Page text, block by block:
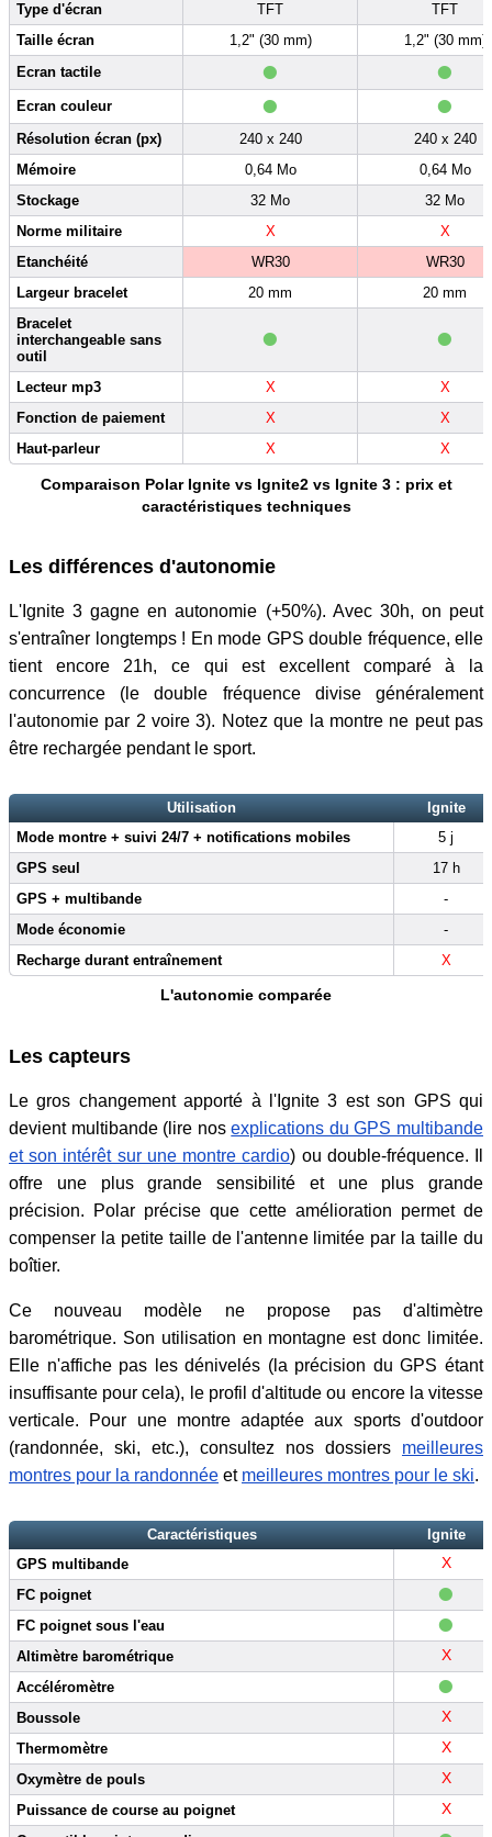
Type d'écran
TFT
TFT
Taille écran
1,2" (30 mm)
1,2" (30 mm)
Ecran tactile
• •
Ecran couleur • •
Résolution écran (px) 240 x 240
240 x 240
Mémoire
0,64 Mo
0,64 Mo
Stockage
32 Mo
32 Mo
Norme militaire
X
X
Etanchéité
WR30
WR30
Largeur bracelet
20 mm
20 mm
Bracelet
interchangeable sans
outil
• •
Lecteur mp3 X
X
Fonction de paiement
X
X
Haut-parleur
X X
Comparaison Polar Ignite vs Ignite2 vs Ignite 3 : prix et
caractéristiques techniques
Les différences d'autonomie
L'Ignite 3 gagne en autonomie (+50%). Avec 30h, on peut
s'entraîner longtemps ! En mode GPS double fréquence, elle
tient encore 21h, ce qui est excellent comparé à la
concurrence (le double fréquence divise généralement
l'autonomie par 2 voire 3). Notez que la montre ne peut pas
être rechargée pendant le sport.
Utilisation
Ignite
Mode montre + suivi 24/7 + notifications mobiles
5 j
GPS seul
17 h
GPS + multibande
-
Mode économie
-
Recharge durant entraînement
X
L'autonomie comparée
Les capteurs
Le gros changement apporté à l'Ignite 3 est son GPS qui
devient multibande (lire nosexplications du GPS multibande
et son intérêt sur une montre cardio) ou double-fréquence. Il
offre une plus grande sensibilité et une plus grande
précision. Polar précise que cette amélioration permet de
compenser la petite taille de l'antenne limitée par la taille du
boîtier.
Ce nouveau modèle ne propose pas d'altimètre
barométrique. Son utilisation en montagne est donc limitée.
Elle n'affiche pas les dénivelés (la précision du GPS étant
insuffisante pour cela), le profil d'altitude ou encore la vitesse
verticale. Pour une montre adaptée aux sports d'outdoor
(randonnée, ski, etc.), consultez nos dossiers meilleures
montres pour la randonnée et meilleures montres pour le ski.
Caractéristiques
Ignite
GPS multibande
X
FC poignet
•
FC poignet sous l'eau •
Altimètre barométrique
X
Accéléromètre
•
Boussole
X
Thermomètre
X
Oxymètre de pouls
X
Puissance de course au poignet
X